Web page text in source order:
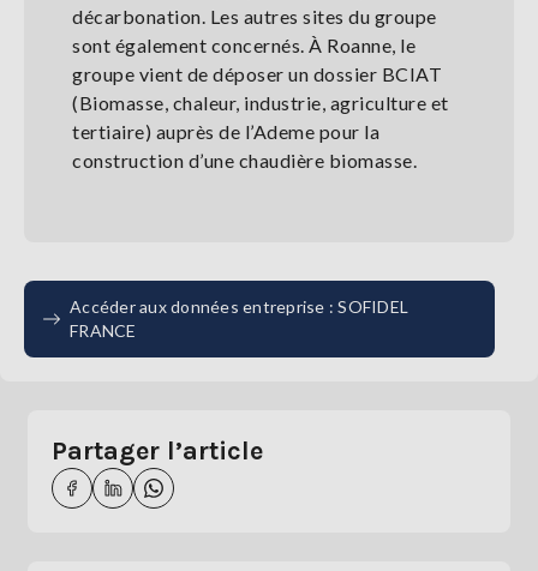
décarbonation. Les autres sites du groupe
sont également concernés. À Roanne, le
groupe vient de déposer un dossier BCIAT
(Biomasse, chaleur, industrie, agriculture et
tertiaire) auprès de l’Ademe pour la
construction d’une chaudière biomasse.
Accéder aux données entreprise : SOFIDEL
FRANCE
Partager l’article